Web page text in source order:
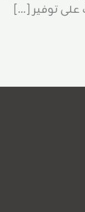
على توفير […]